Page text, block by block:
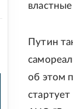
Путин
об этом